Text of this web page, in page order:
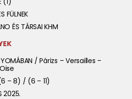
FÜLNEK
ÉS TÁRSAI KHM
/ Párizs – Versailles –
– 8) / (6 – 11)
2025.